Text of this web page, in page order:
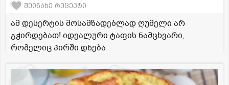
შეინახე რეცეპტი
ამ დესერტის მოსამზადებლად ღუმელი არ
გჭირდებათ! იდეალური ტაფის ნამცხვარი,
რომელიც პირში დნება